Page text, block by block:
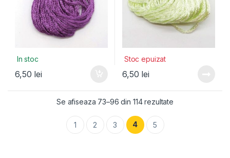
In stoc
6,50 lei
Stoc epuizat
6,50 lei
Se afiseaza 73–96 din 114 rezultate
1 2 3 4 5